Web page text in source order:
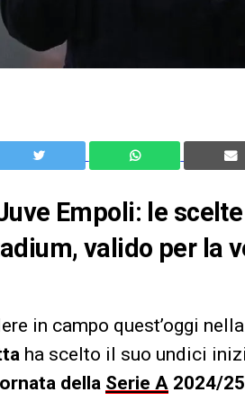
Empoli: le
valido per la
in campo quest’oggi
ha scelto il suo undici
della Serie A 2024/25